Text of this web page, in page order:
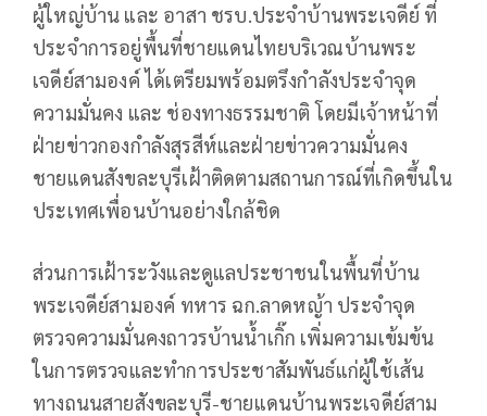
ผู้ใหญ่บ้าน และ อาสา ชรบ.ประจำบ้านพระเจดีย์ ที่
ประจำการอยู่พื้นที่ชายแดนไทยบริเวณบ้านพระ
เจดีย์สามองค์ ได้เตรียมพร้อมตรึงกำลังประจำจุด
ความมั่นคง และ ช่องทางธรรมชาติ โดยมีเจ้าหน้าที่
ฝ่ายข่าวกองกำลังสุรสีห์และฝ่ายข่าวความมั่นคง
ชายแดนสังขละบุรีเฝ้าติดตามสถานการณ์ที่เกิดขึ้นใน
ประเทศเพื่อนบ้านอย่างใกล้ชิด
ส่วนการเฝ้าระวังและดูแลประชาชนในพื้นที่บ้าน
พระเจดีย์สามองค์ ทหาร ฉก.ลาดหญ้า ประจำจุด
ตรวจความมั่นคงถาวรบ้านน้ำเกิ๊ก เพิ่มความเข้มข้น
ในการตรวจและทำการประชาสัมพันธ์แก่ผู้ใช้เส้น
ทางถนนสายสังขละบุรี-ชายแดนบ้านพระเจดีย์สาม